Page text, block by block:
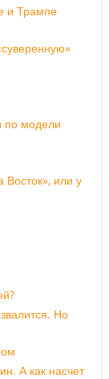
и Трампе
по модели
Восток», или у
Но
А как насчет